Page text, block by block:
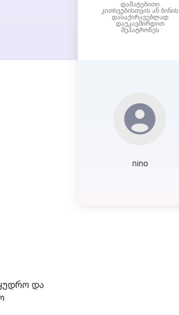
და
დამატებითი
კითხვებისთვის ან ბინის
დასაქირავებლად
დაუკავშირდით
მეპატრონეს
nino